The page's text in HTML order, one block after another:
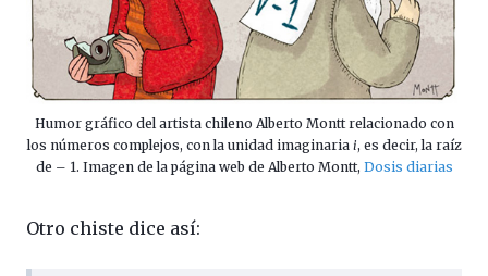
Humor gráfico del artista chileno Alberto Montt relacionado con
los números complejos, con la unidad imaginaria i, es decir, la raíz
de – 1. Imagen de la página web de Alberto Montt, Dosis diarias
Otro chiste dice así: